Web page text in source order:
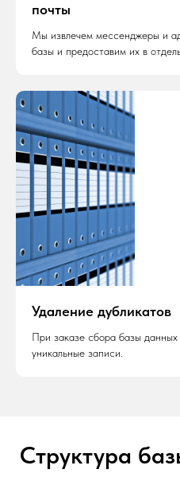
почты
Мы извлечем мессенджеры и
базы и предоставим их в
Удаление дубликатов
При заказе сбора базы данных
уникальные записи.
Структура